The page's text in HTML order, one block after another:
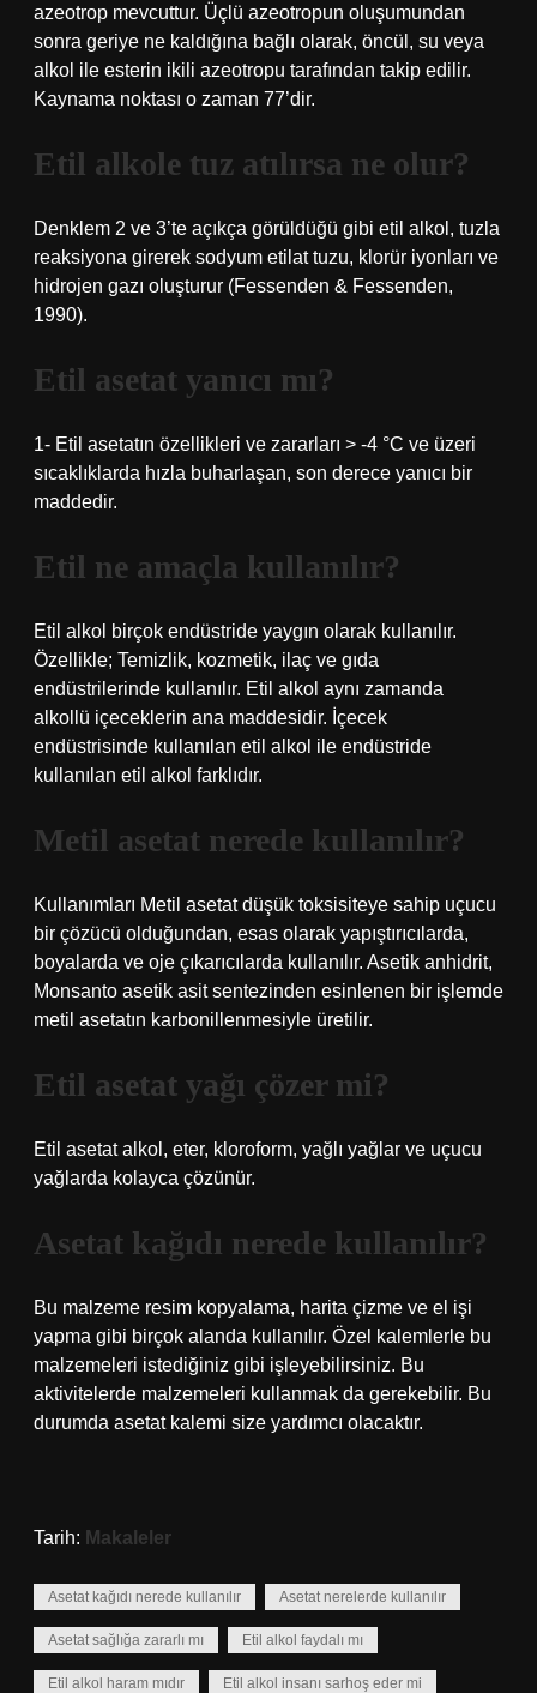
azeotrop mevcuttur. Üçlü azeotropun oluşumundan
sonra geriye ne kaldığına bağlı olarak, öncül, su veya
alkol ile esterin ikili azeotropu tarafından takip edilir.
Kaynama noktası o zaman 77’dir.
Etil alkole tuz atılırsa ne olur?
Denklem 2 ve 3’te açıkça görüldüğü gibi etil alkol, tuzla
reaksiyona girerek sodyum etilat tuzu, klorür iyonları ve
hidrojen gazı oluşturur (Fessenden & Fessenden,
1990).
Etil asetat yanıcı mı?
1- Etil asetatın özellikleri ve zararları > -4 °C ve üzeri
sıcaklıklarda hızla buharlaşan, son derece yanıcı bir
maddedir.
Etil ne amaçla kullanılır?
Etil alkol birçok endüstride yaygın olarak kullanılır.
Özellikle; Temizlik, kozmetik, ilaç ve gıda
endüstrilerinde kullanılır. Etil alkol aynı zamanda
alkollü içeceklerin ana maddesidir. İçecek
endüstrisinde kullanılan etil alkol ile endüstride
kullanılan etil alkol farklıdır.
Metil asetat nerede kullanılır?
Kullanımları Metil asetat düşük toksisiteye sahip uçucu
bir çözücü olduğundan, esas olarak yapıştırıcılarda,
boyalarda ve oje çıkarıcılarda kullanılır. Asetik anhidrit,
Monsanto asetik asit sentezinden esinlenen bir işlemde
metil asetatın karbonillenmesiyle üretilir.
Etil asetat yağı çözer mi?
Etil asetat alkol, eter, kloroform, yağlı yağlar ve uçucu
yağlarda kolayca çözünür.
Asetat kağıdı nerede kullanılır?
Bu malzeme resim kopyalama, harita çizme ve el işi
yapma gibi birçok alanda kullanılır. Özel kalemlerle bu
malzemeleri istediğiniz gibi işleyebilirsiniz. Bu
aktivitelerde malzemeleri kullanmak da gerekebilir. Bu
durumda asetat kalemi size yardımcı olacaktır.
Tarih: Makaleler
Asetat kağıdı nerede kullanılır Asetat nerelerde kullanılır
Asetat sağlığa zararlı mı Etil alkol faydalı mı
Etil alkol haram mıdır Etil alkol insanı sarhoş eder mi